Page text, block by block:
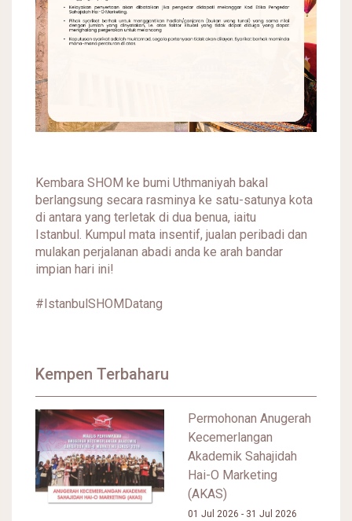
Kembara SHOM ke bumi Uthmaniyah bakal
berlangsung secara rasminya ke satu-satunya kota
di antara yang terletak di dua benua, iaitu
Istanbul. Kumpul mata insentif, jualan peribadi dan
mulakan perjalanan abadi anda ke arah bandar
impian hari ini!
#IstanbulSHOMDatang
Kempen Terbaharu
Permohonan Anugerah
Kecemerlangan
Akademik Sahajidah
Hai-O Marketing
(AKAS)
01 Jul 2026 - 31 Jul 2026